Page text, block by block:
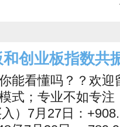
创业板指数共
能看懂吗？？欢
式；专业不如专注
入）7月27日：